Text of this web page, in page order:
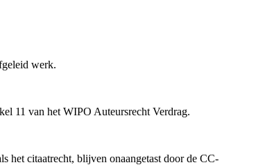
werk.
11 van het WIPO Auteursrecht Verdrag.
het citaatrecht, blijven onaangetast door de CC-